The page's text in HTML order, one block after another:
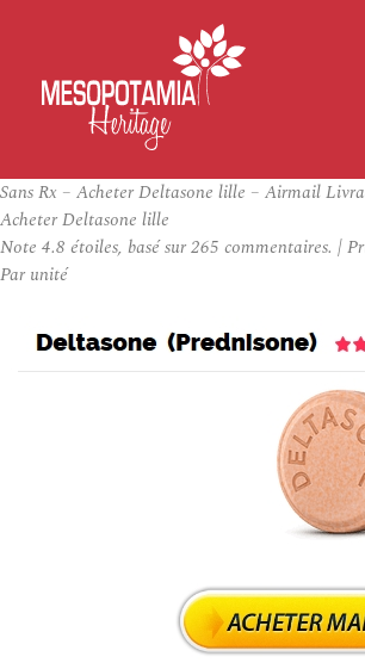
Sans Rx – Acheter Deltasone lille – Airmail
Acheter Deltasone lille
Note 4.8 étoiles, basé sur265 commentaires. |
Par unité